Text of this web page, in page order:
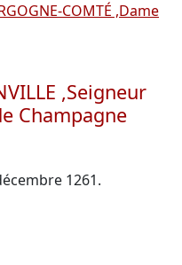
COMTÉ ,Dame
,Seigneur
Champagne
1261.